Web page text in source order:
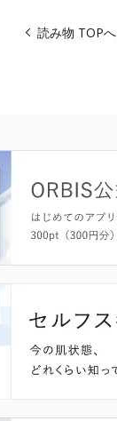
読み物 TOPへ